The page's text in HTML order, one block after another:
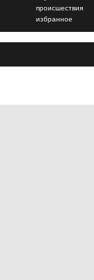
происшествия
избранное